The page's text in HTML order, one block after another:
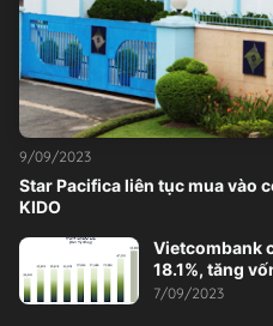
Star Pacifica liên tục mua vào
KIDO
9/09/2023
Vietcombank
18.1%, tăng
7/09/2023